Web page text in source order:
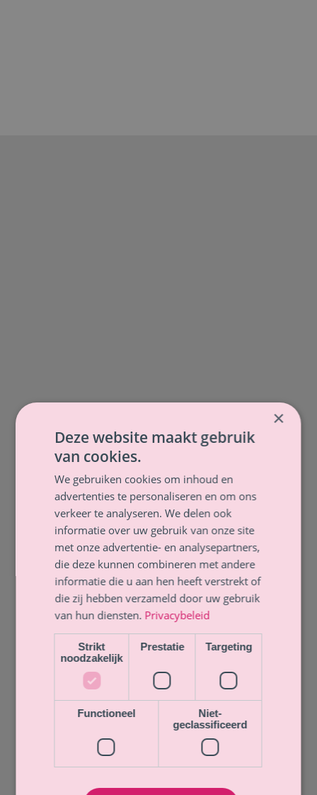
×
Deze website maakt gebruik
van cookies.
We gebruiken cookies om inhoud en
advertenties te personaliseren en om ons
verkeer te analyseren. We delen ook
informatie over uw gebruik van onze site
met onze advertentie- en analysepartners,
die deze kunnen combineren met andere
informatie die u aan hen heeft verstrekt of
die zij hebben verzameld door uw gebruik
van hun diensten. Privacybeleid
Strikt
noodzakelijk
Prestatie Targeting
Functioneel
Niet-
geclassificeerd